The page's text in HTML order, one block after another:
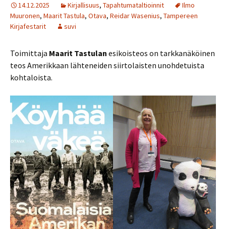
14.12.2025 Kirjallisuus, Tapahtumataltioinnit
Ilmo
Muuronen, Maarit Tastula, Otava, Reidar Wasenius, Tampereen
Kirjafestarit
suvi
Toimittaja Maarit Tastulan esikoisteos on tarkkanäköinen
teos Amerikkaan lähteneiden siirtolaisten unohdetuista
kohtaloista.